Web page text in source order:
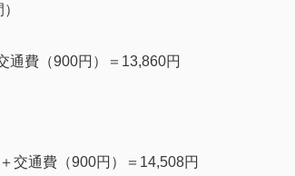
通費（900円）＝13,860円
交通費（900円）＝14,508円